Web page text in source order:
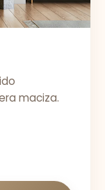
maciza.